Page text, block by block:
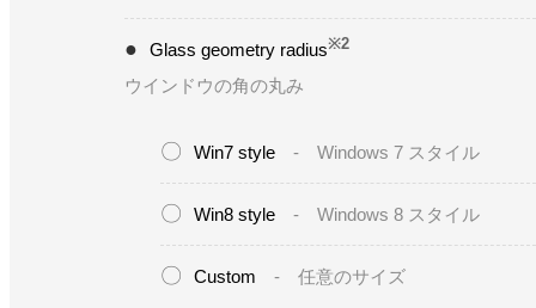
Glass geometry radius※2
ウインドウの角の丸み
Win7 style - Windows 7 スタイル
Win8 style - Windows 8 スタイル
Custom - 任意のサイズ